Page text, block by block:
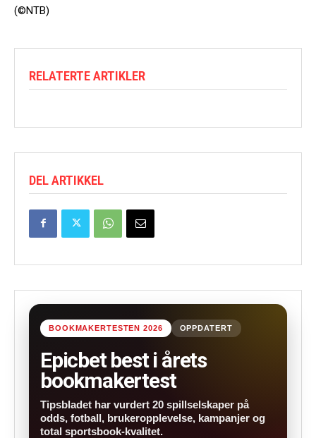
(©NTB)
RELATERTE ARTIKLER
DEL ARTIKKEL
BOOKMAKERTESTEN 2026 OPPDATERT
Epicbet best i årets
bookmakertest
Tipsbladet har vurdert 20 spillselskaper på
odds, fotball, brukeropplevelse, kampanjer og
total sportsbook-kvalitet.